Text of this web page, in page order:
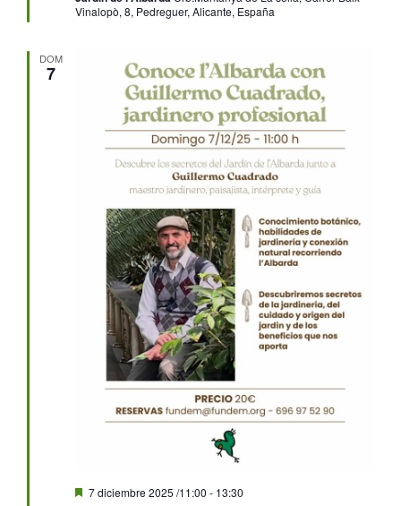
Vinalopò, 8, Pedreguer, Alicante, España
DOM
7
Destacado
7 diciembre 2025 /11:00 - 13:30